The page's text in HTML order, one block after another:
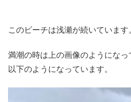
このビーチは浅瀬が続いています
満潮の時は上の画像のようにな
以下のようになっています。